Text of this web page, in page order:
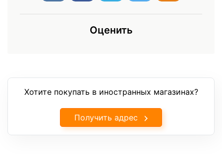
Оценить
Хотите покупать в иностранных магазинах?
Получить адрес